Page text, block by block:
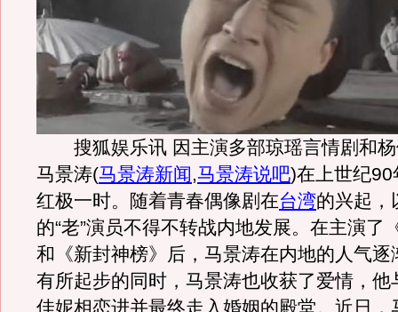
搜狐娱乐讯 因主演多部琼瑶言情剧和杨
马景涛(马景涛新闻,马景涛说吧)在上世纪
红极一时。随着青春偶像剧在台湾的兴起，
的“老”演员不得不转战内地发展。在主演了
和《新封神榜》后，马景涛在内地的人气逐
有所起步的同时，马景涛也收获了爱情，他
佳妮相恋进并最终走入婚姻的殿堂。近日，